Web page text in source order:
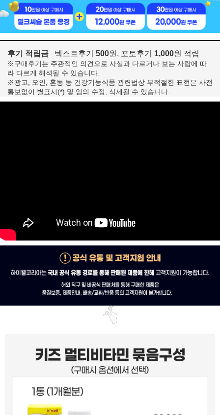
후기 적립금 텍스트후기 500원, 포토후기 1,000원 적립
※구매후기는 주관적인 의견으로 사실과 다르거나 보는 사람에 따
라 다르게 해석될 수 있습니다.
※광고, 오인, 혼동 등 건강기능식품 관련법상 부적절한 표현은 사전
통보없이 별표시(*) 및 임의 수정, 삭제될 수 있습니다.